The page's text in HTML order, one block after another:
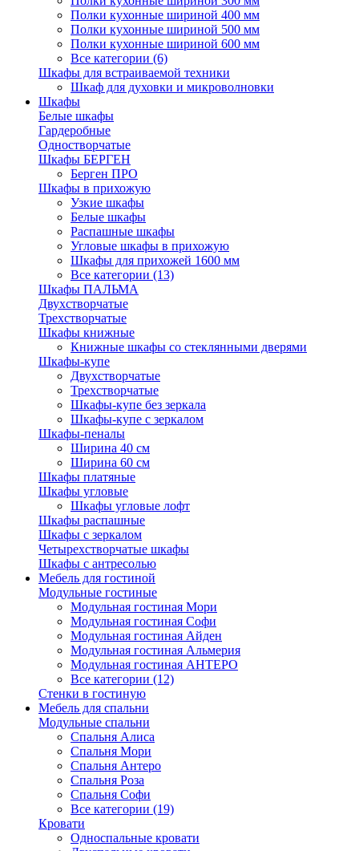
Полки кухонные шириной 400 мм
Полки кухонные шириной 500 мм
Полки кухонные шириной 600 мм
Все категории (6)
Шкафы для встраиваемой техники
Шкаф для духовки и микроволновки
Шкафы
Белые шкафы
Гардеробные
Одностворчатые
Шкафы БЕРГЕН
Берген ПРО
Шкафы в прихожую
Узкие шкафы
Белые шкафы
Распашные шкафы
Угловые шкафы в прихожую
Шкафы для прихожей 1600 мм
Все категории (13)
Шкафы ПАЛЬМА
Двухстворчатые
Трехстворчатые
Шкафы книжные
Книжные шкафы со стеклянными дверями
Шкафы-купе
Двухстворчатые
Трехстворчатые
Шкафы-купе без зеркала
Шкафы-купе с зеркалом
Шкафы-пеналы
Ширина 40 см
Ширина 60 см
Шкафы платяные
Шкафы угловые
Шкафы угловые лофт
Шкафы распашные
Шкафы с зеркалом
Четырехстворчатые шкафы
Шкафы с антресолью
Мебель для гостиной
Модульные гостиные
Модульная гостиная Мори
Модульная гостиная Софи
Модульная гостиная Айден
Модульная гостиная Альмерия
Модульная гостиная АНТЕРО
Все категории (12)
Стенки в гостиную
Мебель для спальни
Модульные спальни
Спальня Алиса
Спальня Мори
Спальня Антеро
Спальня Роза
Спальня Софи
Все категории (19)
Кровати
Односпальные кровати